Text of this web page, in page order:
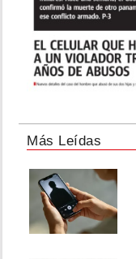
Más Leídas